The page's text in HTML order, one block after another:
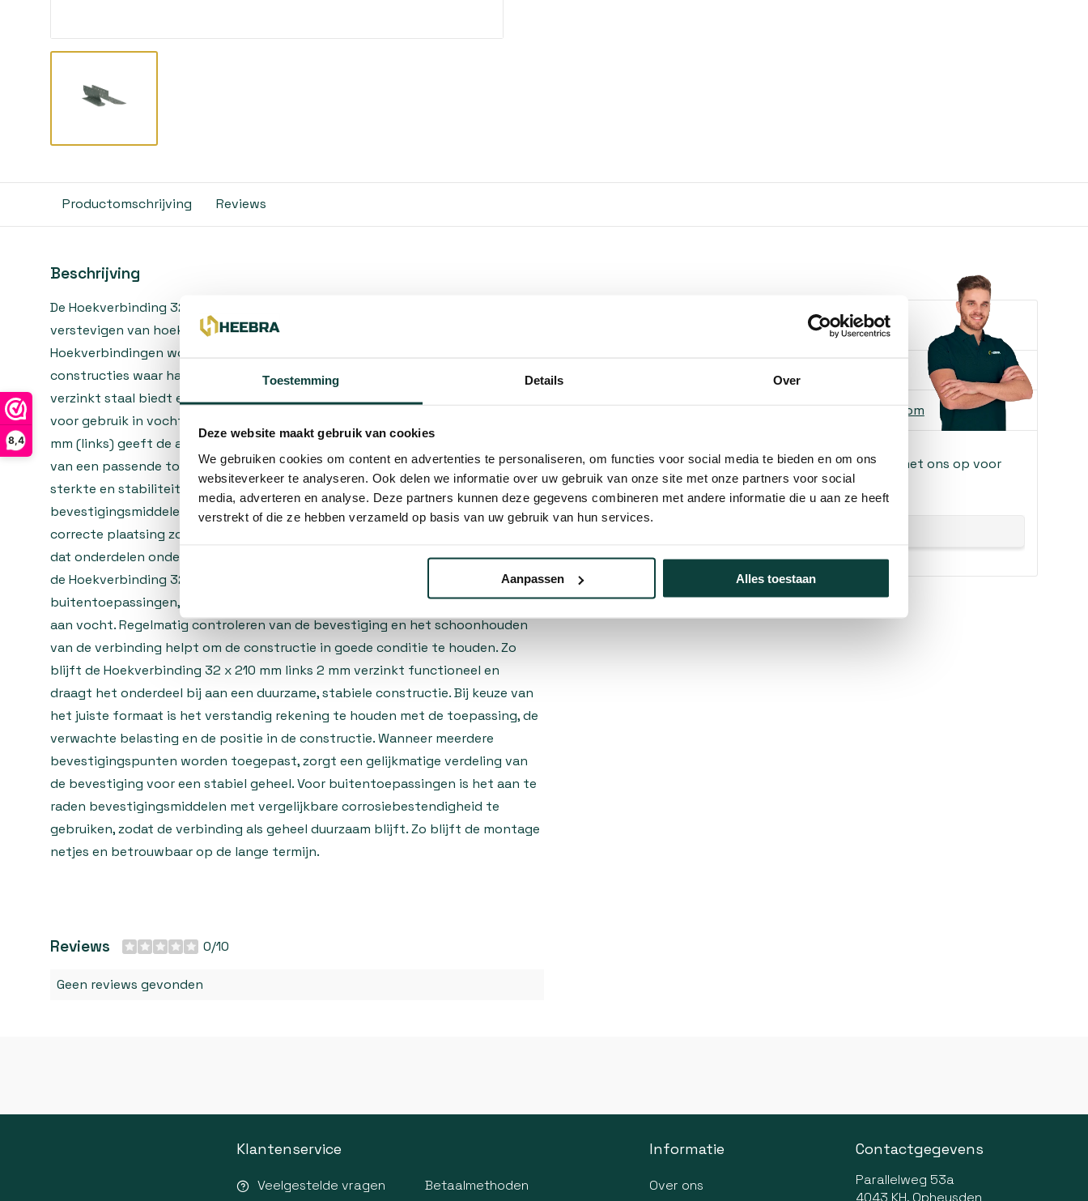
Toestemming Details Over
Deze website maakt gebruik van cookies
We gebruiken cookies om content en advertenties te personaliseren, om functies voor social media te bieden en om ons
websiteverkeer te analyseren. Ook delen we informatie over uw gebruik van onze site met onze partners voor social
media, adverteren en analyse. Deze partners kunnen deze gegevens combineren met andere informatie die u aan ze heeft
verstrekt of die ze hebben verzameld op basis van uw gebruik van hun services.
Aanpassen Alles toestaan
8,4
Productomschrijving Reviews
Beschrijving
De Hoekverbinding 32 x 210 mm links 2 mm verzinkt is bedoeld voor het
verstevigen van hoeken en het realiseren van stevige verbindingen.
Hoekverbindingen worden toegepast bij frames, regelwerk en dragende
constructies waar haakse stabiliteit belangrijk is. De uitvoering in galvanisch
verzinkt staal biedt een goede bescherming tegen roestvorming en is geschikt
voor gebruik in vochtige omgevingen en buitenlucht. De maatvoering 32 x 210
mm (links) geeft de afmetingen van het onderdeel weer en helpt bij het kiezen
van een passende toepassing. De materiaaldikte 2 mm draagt bij aan de
sterkte en stabiliteit van de verbinding. Bij montage is het belangrijk dat
bevestigingsmiddelen zijn afgestemd op het materiaal en de belasting. Een
correcte plaatsing zorgt voor een gelijkmatige krachtverdeling en voorkomt
dat onderdelen onder spanning komen te staan. Door de gekozen afwerking is
de Hoekverbinding 32 x 210 mm links 2 mm verzinkt geschikt voor binnen- en
buitentoepassingen, afhankelijk van de omgeving en de mate van blootstelling
aan vocht. Regelmatig controleren van de bevestiging en het schoonhouden
van de verbinding helpt om de constructie in goede conditie te houden. Zo
blijft de Hoekverbinding 32 x 210 mm links 2 mm verzinkt functioneel en
draagt het onderdeel bij aan een duurzame, stabiele constructie. Bij keuze van
het juiste formaat is het verstandig rekening te houden met de toepassing, de
verwachte belasting en de positie in de constructie. Wanneer meerdere
bevestigingspunten worden toegepast, zorgt een gelijkmatige verdeling van
de bevestiging voor een stabiel geheel. Voor buitentoepassingen is het aan te
raden bevestigingsmiddelen met vergelijkbare corrosiebestendigheid te
gebruiken, zodat de verbinding als geheel duurzaam blijft. Zo blijft de montage
netjes en betrouwbaar op de lange termijn.
Reviews 0/10
Geen reviews gevonden
Kunnen we je helpen?
info@heebra.com
Hovenier of klusbedrijf? Neem contact met ons op voor
10% korting!
Klantenservice
Veelgestelde vragen Betaalmethoden
Informatie
Over ons
Contactgegevens
Parallelweg 53a
4043 KH, Opheusden